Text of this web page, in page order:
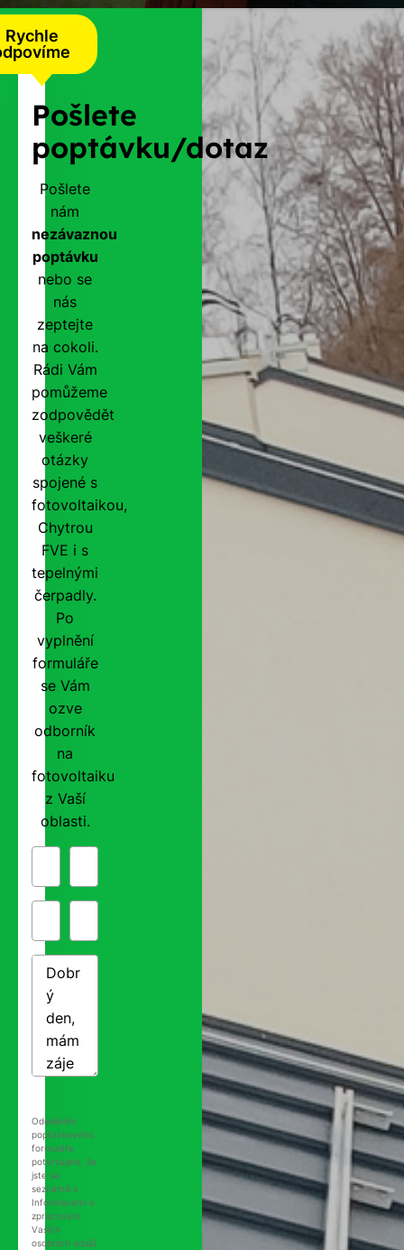
Rychle
Pošlete
poptávku/dotaz
Pošlete
nám
nezávaznou
poptávku
nebo se
nás
zeptejte
na cokoli.
Rádi Vám
pomůžeme
zodpovědět
veškeré
otázky
spojené s
fotovoltaikou,
Chytrou
FVE i s
tepelnými
čerpadly.
Po
vyplnění
formuláře
se Vám
ozve
odborník
na
fotovoltaiku
z Vaší
oblasti.
Odesláním
poptávkového
formuláře
potvrzujete, že
jste se
seznámili s
Informacemi o
zpracování
Vašich
osobních údajů